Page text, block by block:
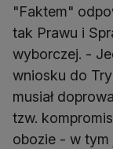
"Faktem"
tak Prawu i
wyborczej. -
wniosku do
musiał
tzw.
obozie - w tym